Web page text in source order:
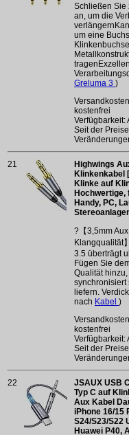
Schließen Sie
an, um die
um eine
Greluma 3 )
kostenfrei
Verfügbarkeit:
Seit der
21
Highwings
Klinkenkabel
Klinke auf
Hochwertige,
Handy, PC,
?【3,5mm
Klangqualität
3.5 überträgt
Fügen Sie
Qualität
synchronisiert
liefern.
nach Kabel )
kostenfrei
Verfügbarkeit:
Seit der
22
JSAUX USB
Typ C auf
Aux Kabel
iPhone 16/15
S24/S23/S22
Huawei P40,